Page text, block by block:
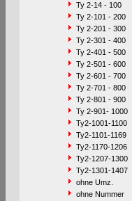
Ty 2-14 - 100
Ty 2-101 - 200
Ty 2-201 - 300
Ty 2-301 - 400
Ty 2-401 - 500
Ty 2-501 - 600
Ty 2-601 - 700
Ty 2-701 - 800
Ty 2-801 - 900
Ty 2-901- 1000
Ty2-1001-1100
Ty2-1101-1169
Ty2-1170-1206
Ty2-1207-1300
Ty2-1301-1407
ohne Umz.
ohne Nummer